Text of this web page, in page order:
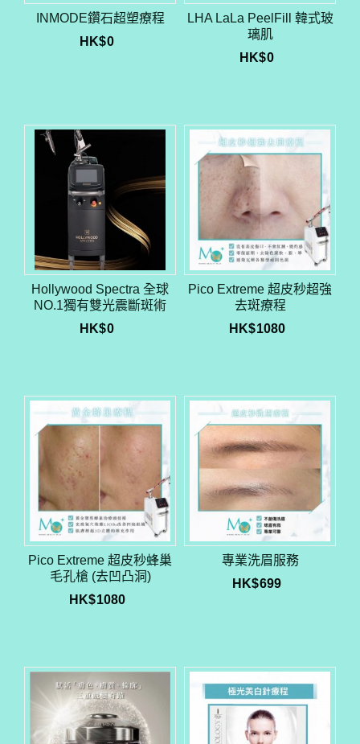
INMODE鑽石超塑療程
HK$0
LHA LaLa PeelFill 韓式玻
璃肌
HK$0
Hollywood Spectra 全球
NO.1獨有雙光震斷斑術
HK$0
Pico Extreme 超皮秒超強
去斑療程
HK$1080
Pico Extreme 超皮秒蜂巢
毛孔槍 (去凹凸洞)
HK$1080
專業洗眉服務
HK$699